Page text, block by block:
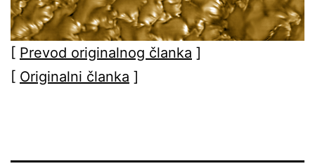
Prevod originalnog članka ]
Originalni članka ]